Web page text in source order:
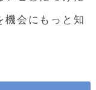
機会にもっと知